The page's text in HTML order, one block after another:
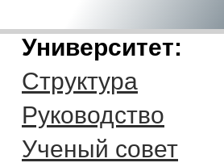
Университет:
Структура
Руководство
Ученый совет